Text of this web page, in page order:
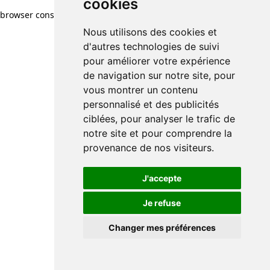
cookies
Nous utilisons des cookies et
d'autres technologies de suivi
pour améliorer votre expérience
de navigation sur notre site, pour
vous montrer un contenu
personnalisé et des publicités
ciblées, pour analyser le trafic de
notre site et pour comprendre la
provenance de nos visiteurs.
J'accepte
Je refuse
Changer mes préférences
browser console for more information)